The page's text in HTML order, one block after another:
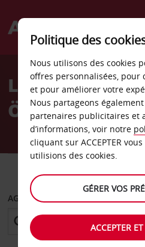
Welcome
AvisLocation de
Östersund
AGENCE DE DÉPART
Politique des
Nous utilisons des cookies
offres personnalisées, pour
et pour améliorer votre
Nous partageons
partenaires publicitaires et
d’informations, voir notre
cliquant sur ACCEPTER
utilisions des cookies.
GÉRER VOS
ACCEPTER